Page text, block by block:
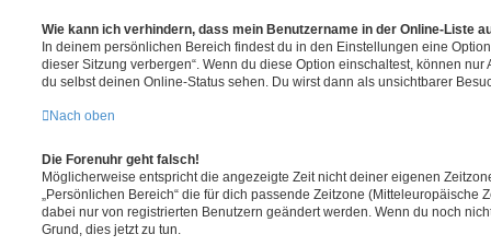
Wie kann ich verhindern, dass mein Benutzername in der Online-Liste
In deinem persönlichen Bereich findest du in den Einstellungen eine
dieser Sitzung verbergen“. Wenn du diese Option einschaltest, können
du selbst deinen Online-Status sehen. Du wirst dann als unsichtbarer
Nach oben
Die Forenuhr geht falsch!
Möglicherweise entspricht die angezeigte Zeit nicht deiner eigenen
„Persönlichen Bereich“ die für dich passende Zeitzone (Mitteleuropäische
dabei nur von registrierten Benutzern geändert werden. Wenn du noch
Grund, dies jetzt zu tun.